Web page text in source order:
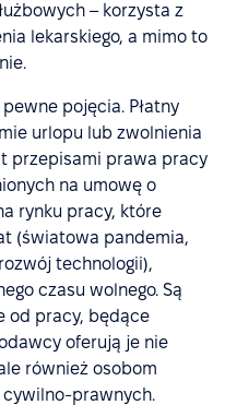
– korzysta z
lekarskiego, a mimo to
pojęcia. Płatny
urlopu lub zwolnienia
przepisami prawa pracy
na umowę o
rynku pracy, które
(światowa pandemia,
technologii),
czasu wolnego. Są
od pracy, będące
oferują je nie
również osobom
prawnych.